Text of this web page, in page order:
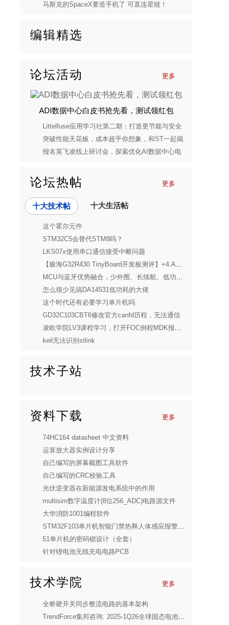
马斯克的SpaceX要造手机了 可直连星链！
编辑精选
更多
论坛活动
ADI数据中心白皮书抢先看，测试领红包
Littelfuse应用学习社第二期：打造更节能与安全
的消费电子电源解决方案
突破性能天花板，成本超乎你想象，和ST一起揭
开STM32C5的神秘面纱
报名英飞凌线上研讨会，探索优化AI数据中心电
更多
论坛热帖
十大技术帖 十大生活帖
这个霍尔元件
STM32C5会替代STM8吗？
LKS07x使用串口通信接受中断问题
【极海G32R430 TinyBoard开发板测评】+4.ATAN2库测试之生成三角形显示
MCU与蓝牙优势融合，少外围、长续航、低功耗无线SoC亮相蓝牙亚洲大会
怎么很少见搞DA14531低功耗的大佬
这个时代还有必要学习单片机吗
GD32C103CBT6修改官方canfd历程，无法通信
凌欧学院LV3课程学习，打开FOC例程MDK报错，怎么解决？
keil无法识别stlink
技术子站
更多
资料下载
74HC164 datasheet 中文资料
运算放大器实例设计分享
自己编写的屏幕截图工具软件
自己编写的CRC校验工具
光伏逆变器在新能源发电系统中的作用
multisim数字温度计(8位256_ADC)电路源文件
大华消防1001编程软件
STM32F103单片机智能门禁热释人体感应报警设计(全套)
51单片机的密码锁设计（全套）
针对锂电池无线充电电路PCB
更多
技术学院
全桥硬开关同步整流电路的基本架构
TrendForce集邦咨询: 2025-1Q26全球固态电池融资金额破13亿美元，迈向准商业化